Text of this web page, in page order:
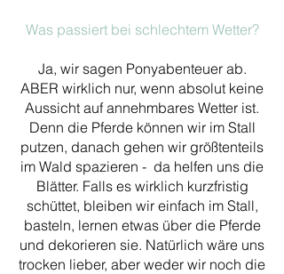
Was passiert bei schlechtem Wetter?
Ja, wir sagen Ponyabenteuer ab.
ABER wirklich nur, wenn absolut keine
Aussicht auf annehmbares Wetter ist.
Denn die Pferde können wir im Stall
putzen, danach gehen wir größtenteils
im Wald spazieren - da helfen uns die
Blätter. Falls es wirklich kurzfristig
schüttet, bleiben wir einfach im Stall,
basteln, lernen etwas über die Pferde
und dekorieren sie. Natürlich wäre uns
trocken lieber, aber weder wir noch die